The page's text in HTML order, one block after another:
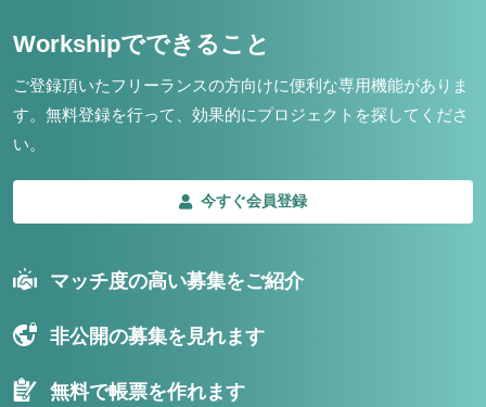
Workshipでできること
ご登録頂いたフリーランスの方向けに便利な専用機能がありま
す。 無料登録を行って、効果的にプロジェクトを探してくださ
い。
今すぐ会員登録
マッチ度の高い募集をご紹介
非公開の募集を見れます
無料で帳票を作れます